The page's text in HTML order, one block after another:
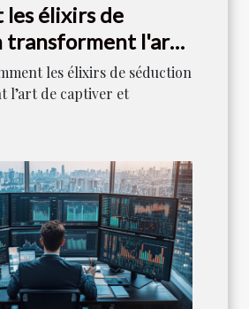
les élixirs de
transforment l'art
?
les élixirs de séduction
l’art de captiver et